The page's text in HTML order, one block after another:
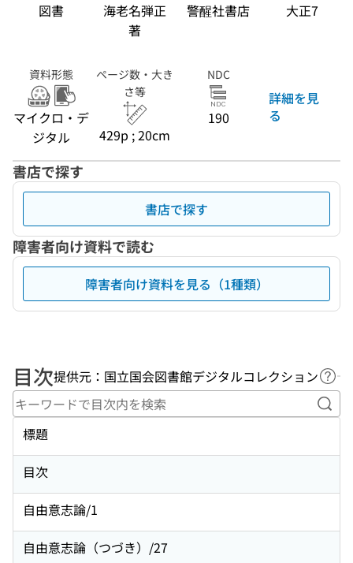
図書
海老名弾正
著
警醒社書店 大正7
資料形態
マイクロ・デ
ジタル
ページ数・大き
さ等
429p ; 20cm
NDC
190
詳細を見
る
書店で探す
書店で探す
障害者向け資料で読む
障害者向け資料を見る（1種類）
目次提供元：国立国会図書館デジタルコレクション ヘ
キ
標題
目次
自由意志論/1
自由意志論（つづき）/27